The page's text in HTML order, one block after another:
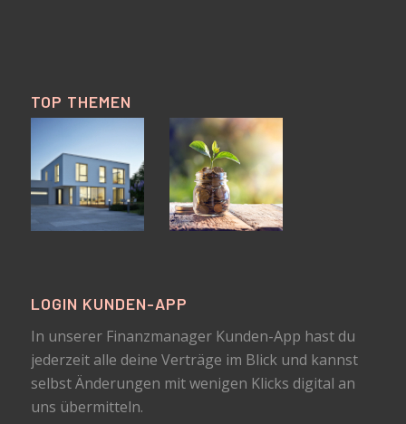
TOP THEMEN
LOGIN KUNDEN-APP
In unserer Finanzmanager Kunden-App hast du
jederzeit alle deine Verträge im Blick und kannst
selbst Änderungen mit wenigen Klicks digital an
uns übermitteln.